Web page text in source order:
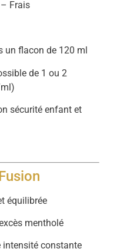
Frais
un flacon de 120 ml
de 1 ou 2
sécurité enfant et
équilibrée
mentholé
intensité constante